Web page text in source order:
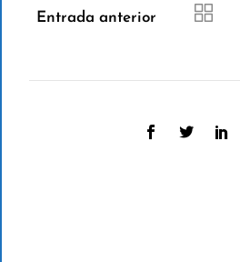
Entrada anterior